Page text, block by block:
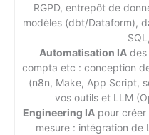
RGPD, entrepôt de
modèles (dbt/Dataform),
Automatisation IAdes
compta etc : conception
(n8n, Make, App Script,
vos outils et LLM
Engineering IA pour
mesure : intégration de